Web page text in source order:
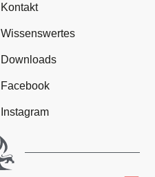
Kontakt
Wissenswertes
Downloads
Facebook
Instagram